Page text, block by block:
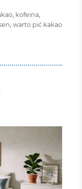
, kofeina,
, warto pić kakao